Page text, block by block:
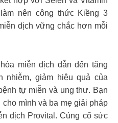
nên công thức Kiềng 3
dịch vững chắc hơn mỗi
miễn dịch dẫn đến tăng
nhiễm, giảm hiệu quả của
tự miễn và ung thư. Bạn
mình và ba mẹ giải pháp
dịch Provital. Củng cố sức